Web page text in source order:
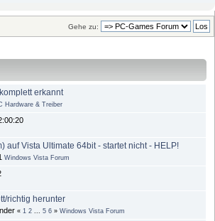
Gehe zu:
erkannt
Hardware & Treiber
auf Vista Ultimate 64bit - startet nicht - HELP!
Windows Vista Forum
richtig herunter
« 1 2 5 6 » Windows Vista Forum